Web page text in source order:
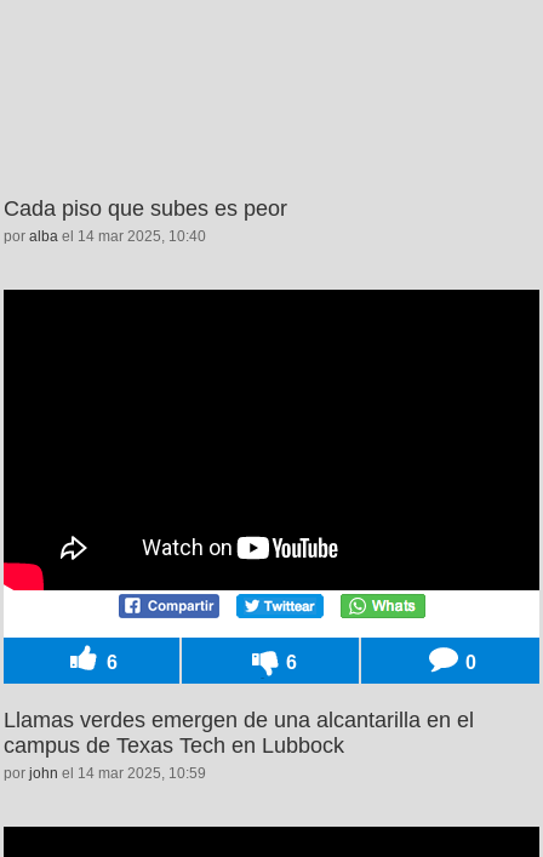
Cada piso que subes es peor
por alba el 14 mar 2025, 10:40
6 6 0
Llamas verdes emergen de una alcantarilla en el
campus de Texas Tech en Lubbock
por john el 14 mar 2025, 10:59